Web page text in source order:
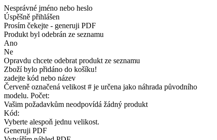
Nesprávné jméno nebo heslo
Úspěšně přihlášen
Prosím čekejte - generuji PDF
Produkt byl odebrán ze seznamu
Ano
Ne
Opravdu chcete odebrat produkt ze seznamu
Zboží bylo přidáno do košíku!
zadejte kód nebo název
Červeně označená velikost # je určena jako náhrada původního
modelu. Počet:
Vašim požadavkům neodpovídá žádný produkt
Kód:
Vyberte alespoň jednu velikost.
Generuji PDF